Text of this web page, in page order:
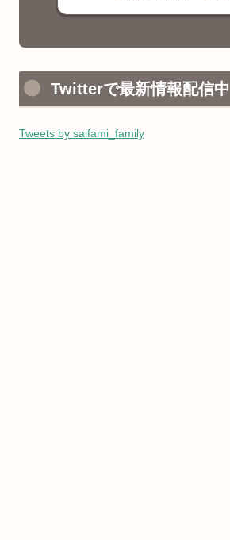
Twitterで最新情報配信中
Tweets by saifami_family